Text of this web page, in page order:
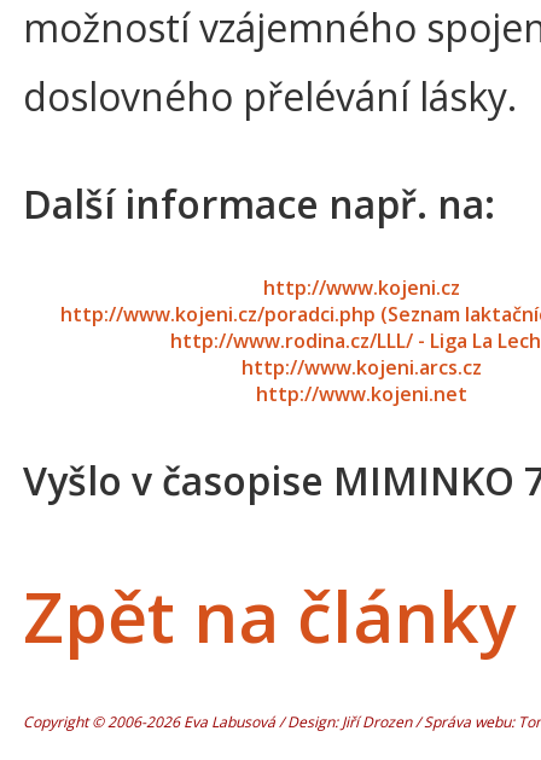
možností vzájemného
doslovného přelévání lásky.
Další informace např. na:
http://www.kojeni.cz
http://www.kojeni.cz/poradci.php (Seznam
http://www.rodina.cz/LLL/ - Liga La
http://www.kojeni.arcs.cz
http://www.kojeni.net
Vyšlo v časopise MIMINKO
Zpět na články
Copyright © 2006-2026 Eva Labusová / Design: Jiří Drozen / Správa webu: